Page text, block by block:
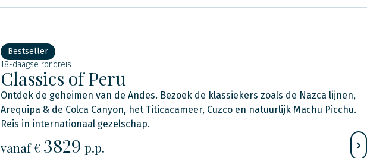
Bestseller
18-daagse rondreis
Classics of Peru
Ontdek de geheimen van de Andes. Bezoek de klassiekers zoals de Nazca lijnen,
Arequipa & de Colca Canyon, het Titicacameer, Cuzco en natuurlijk Machu Picchu.
Reis in internationaal gezelschap.
vanaf € 3829 p.p.